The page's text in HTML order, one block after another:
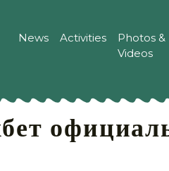
News Activities
Photos &
Videos